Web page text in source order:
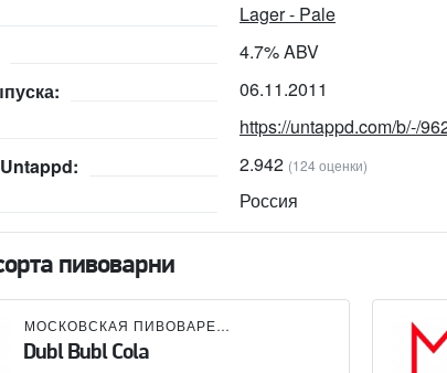
Lager - Pale
4.7% ABV
06.11.2011
https://untappd.com/b/-/
2.942 (124 оценки)
Россия
пивоварни
МОСКОВСКАЯ ПИВОВАРЕННАЯ КОМПАНИЯ (МПК)
Dubl Bubl Cola